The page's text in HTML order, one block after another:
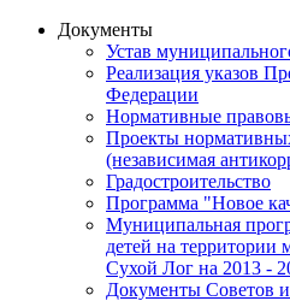
Документы
Устав
Реализация указов
Федерации
Нормативные
Проекты
(независимая
Градостроительство
Программа "Новое
Муниципальная
детей на территории
Сухой Лог на 2013 -
Документы Советов